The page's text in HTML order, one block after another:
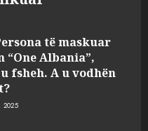
të maskuar
“One Albania”,
fsheh. A u vodhën
2025